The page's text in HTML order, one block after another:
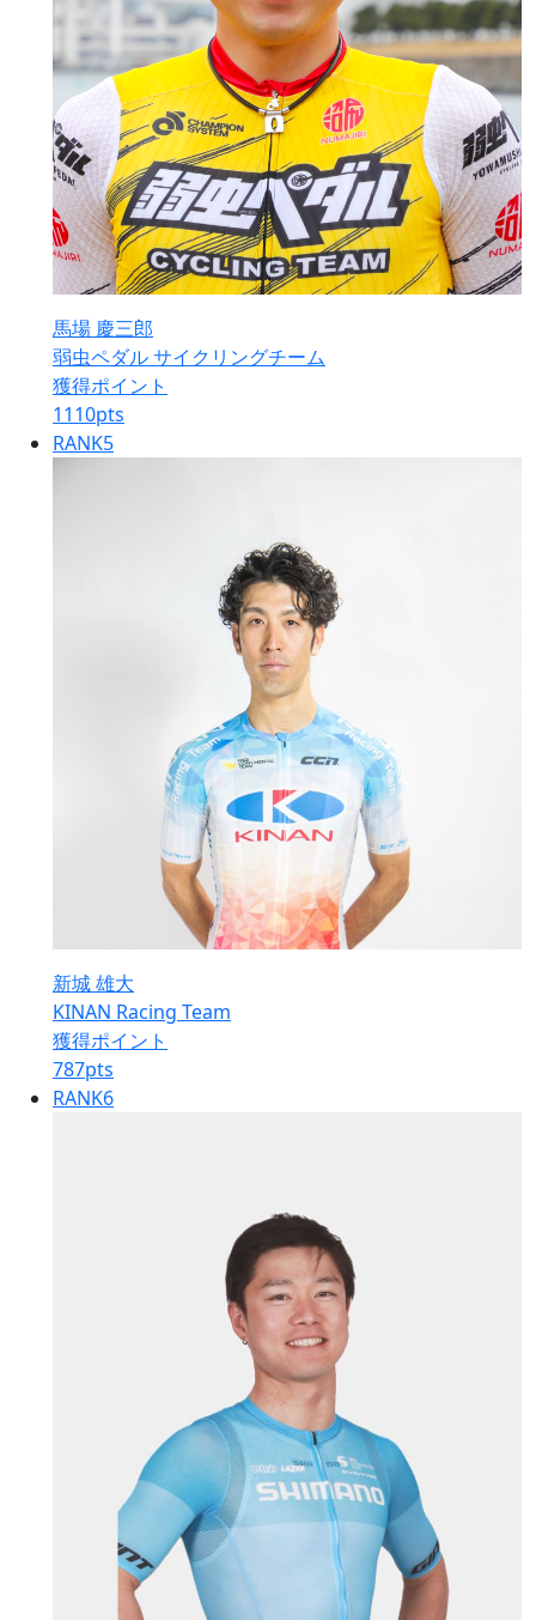
馬場 慶三郎
弱虫ペダル サイクリングチーム
獲得ポイント
1110pts
RANK5
新城 雄大
KINAN Racing Team
獲得ポイント
787pts
RANK6